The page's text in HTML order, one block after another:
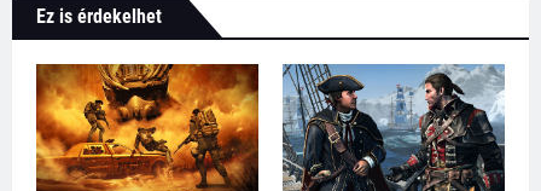
Ez is érdekelhet